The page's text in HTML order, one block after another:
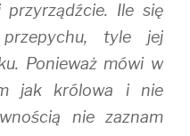
Ile się
przepychu, tyle jej
Ponieważ mówi w
jak królowa i nie
nie zaznam